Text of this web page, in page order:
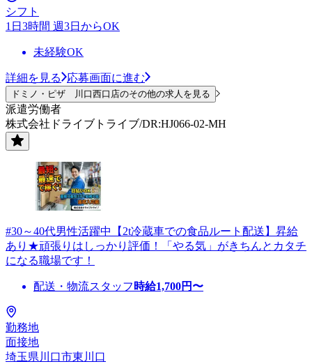
シフト
1日3時間 週3日からOK
未経験OK
詳細を見る 応募画面に進む
ドミノ・ピザ 川口西口店のその他の求人を見る
派遣労働者
株式会社ドライブトライブ/DR:HJ066-02-MH
#30～40代男性活躍中【2t冷蔵車での食品ルート配送】昇給
あり★頑張りはしっかり評価！「やる気」がきちんとカタチ
になる職場です！
配送・物流スタッフ 時給1,700円〜
勤務地
面接地
埼玉県川口市東川口